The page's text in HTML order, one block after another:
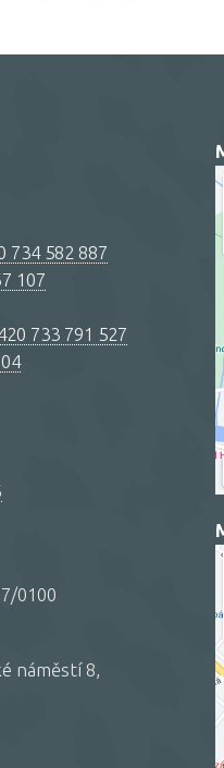
734 582 887
107
733 791 527
0100
náměstí 8,